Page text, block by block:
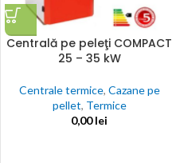
Centrală pe peleţi COMPACT
25 – 35 kW
Centrale termice, Cazane pe
pellet, Termice
0,00lei